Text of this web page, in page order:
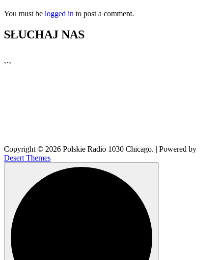
You must be logged in to post a comment.
SŁUCHAJ NAS
```
Copyright © 2026 Polskie Radio 1030 Chicago. | Powered by
Desert Themes